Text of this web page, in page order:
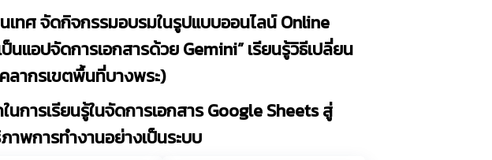
ทศ จัดกิจกรรมอบรมในรูปแบบออนไลน์ Online
แอปจัดการเอกสารด้วย Gemini” เรียนรู้วิธีเปลี่ยน
ลากรเขตพื้นที่บางพระ)
การเรียนรู้ในจัดการเอกสาร Google Sheets สู่
าพการทำงานอย่างเป็นระบบ